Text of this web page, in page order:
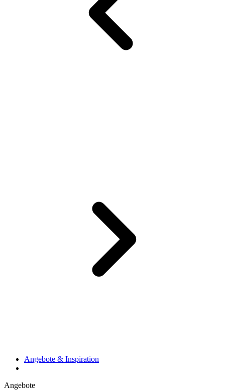
Angebote & Inspiration
Angebote